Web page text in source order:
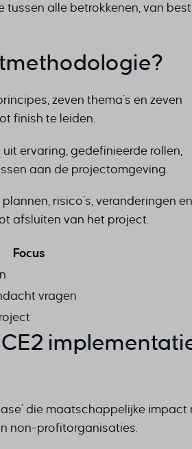
alle betrokkenen, van
zeven thema’s en zeven
finish te leiden.
ervaring, gedefinieerde rollen,
aan de projectomgeving.
risico’s, veranderingen en
afsluiten van het project.
Focus
vragen
die maatschappelijke impact
non-profitorganisaties.